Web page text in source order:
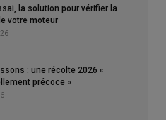
la solution pour vérifier la
votre moteur
: une récolte 2026 «
précoce »